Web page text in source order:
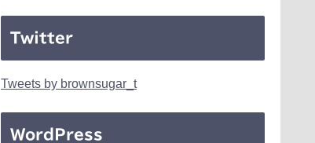
Twitter
Tweets by brownsugar_t
WordPress